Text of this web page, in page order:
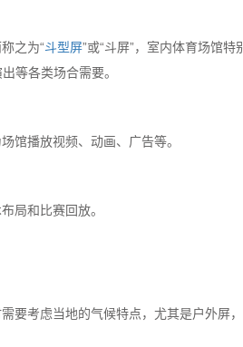
之为“斗型屏”或“斗屏”，室内体育场馆
等各类场合需要。
馆播放视频、动画、广告等。
局和比赛回放。
要考虑当地的气候特点，尤其是户外屏